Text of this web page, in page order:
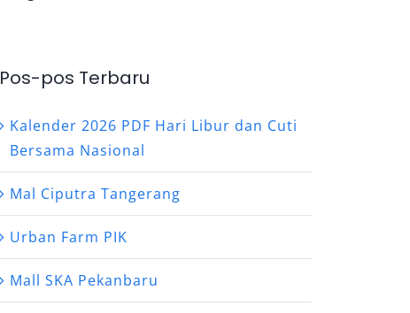
Pos-pos Terbaru
Kalender 2026 PDF Hari Libur dan Cuti
Bersama Nasional
Mal Ciputra Tangerang
Urban Farm PIK
Mall SKA Pekanbaru